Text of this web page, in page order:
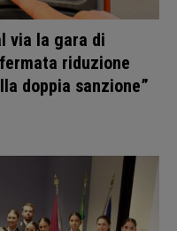
via la gara di
riduzione
doppia sanzione”